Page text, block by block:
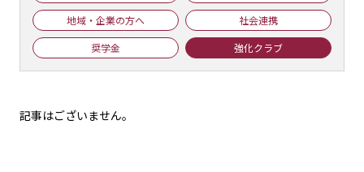
地域・企業の方へ
社会連携
奨学金
強化クラブ
記事はございません。